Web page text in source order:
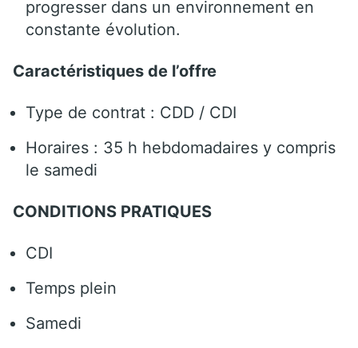
progresser dans un environnement en
constante évolution.
Caractéristiques de l’offre
Type de contrat : CDD / CDI
Horaires : 35 h hebdomadaires y compris
le samedi
CONDITIONS PRATIQUES
CDI
Temps plein
Samedi